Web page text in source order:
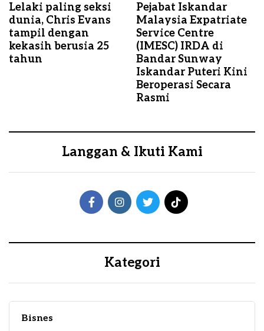
Lelaki paling seksi
dunia, Chris Evans
tampil dengan
kekasih berusia 25
tahun
Pejabat Iskandar
Malaysia Expatriate
Service Centre
(IMESC) IRDA di
Bandar Sunway
Iskandar Puteri Kini
Beroperasi Secara
Rasmi
Langgan & Ikuti Kami
Kategori
Bisnes